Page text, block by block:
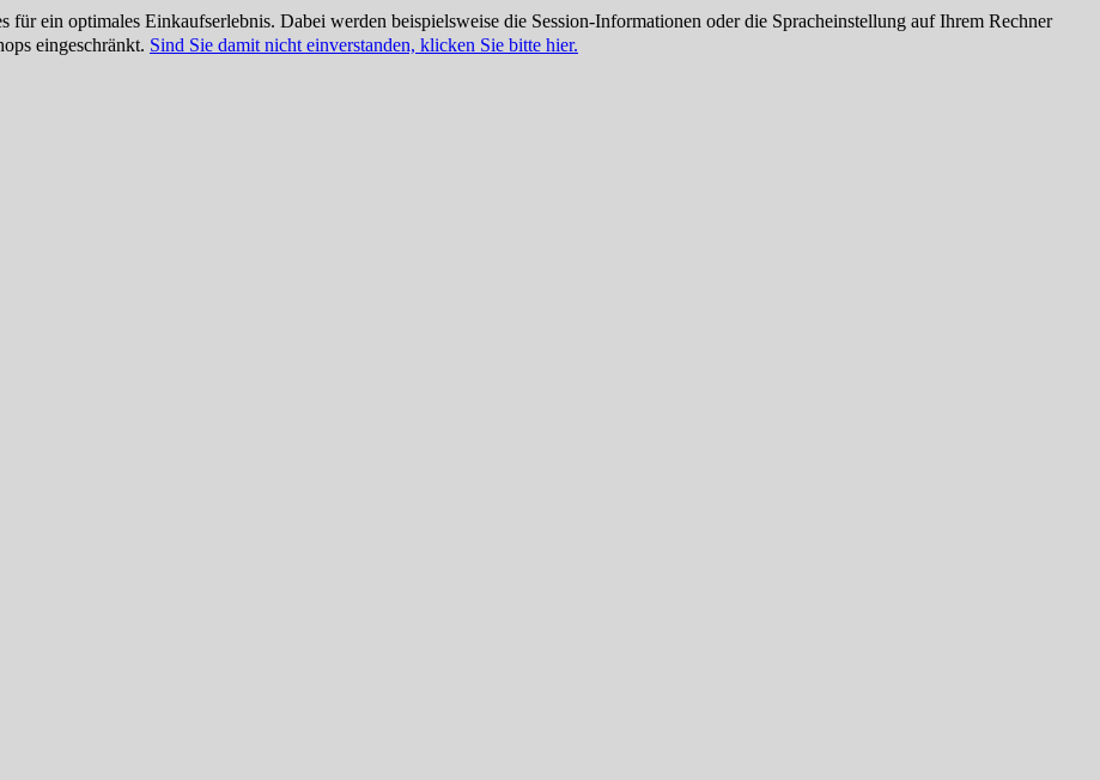
für ein optimales Einkaufserlebnis. Dabei werden beispielsweise die Session-Informationen oder die Spracheinstellung auf Ihrem Rechner
eingeschränkt. Sind Sie damit nicht einverstanden, klicken Sie bitte hier.